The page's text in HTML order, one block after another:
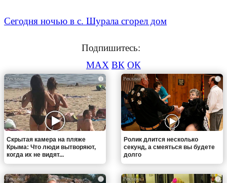
Сегодня ночью в с. Шурала сгорел дом
Подпишитесь:
MAX ВК ОК
i
Скрытая камера на пляже
Крыма: Что люди вытворяют,
когда их не видят...
i
Ролик длится несколько
секунд, а смеяться вы будете
долго
i i